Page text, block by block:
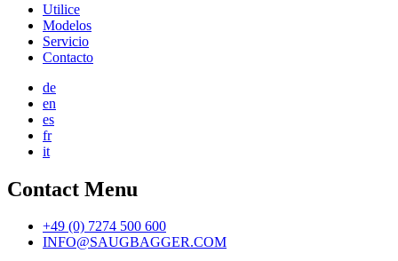
Utilice
Modelos
Servicio
Contacto
de
en
es
fr
it
Contact Menu
+49 (0) 7274 500 600
INFO@SAUGBAGGER.COM